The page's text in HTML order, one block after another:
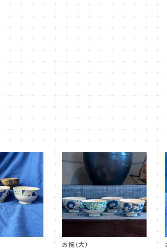
お椀（大）